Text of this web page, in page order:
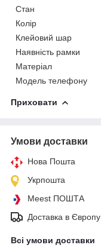
Стан
Колір
Клейовий шар
Наявність рамки
Матеріал
Модель телефону
Приховати
Умови доставки
Нова Пошта
Укрпошта
Meest ПОШТА
Доставка в Європу
Всі умови доставки